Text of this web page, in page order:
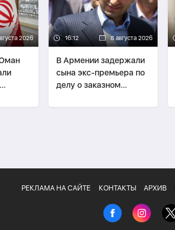
2026 16:12 8 августа 2026
В Армении задержали
сына экс-премьера по
делу о заказном
РЕКЛАМА НА САЙТЕ КОНТАКТЫ АРХИВ